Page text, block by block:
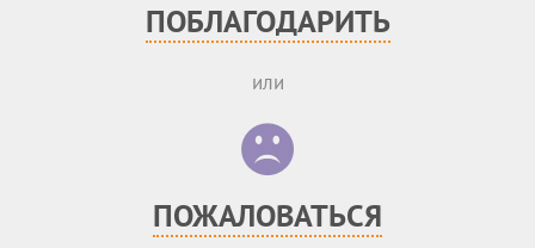
ПОБЛАГОДАРИТЬ
или
ПОЖАЛОВАТЬСЯ